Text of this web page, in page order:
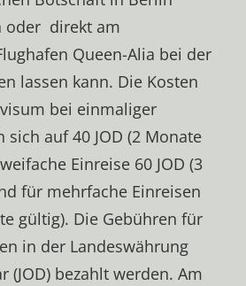
oder direkt am
Queen-Alia bei der
lassen kann. Die Kosten
bei einmaliger
sich auf 40 JOD (2 Monate
Einreise 60 JOD (3
für mehrfache Einreisen
gültig). Die Gebühren für
in der Landeswährung
(JOD) bezahlt werden. Am